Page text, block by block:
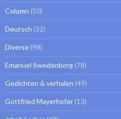
Column (50)
Deutsch (32)
Diverse (98)
Emanuel Swedenborg (78)
Gedichten & verhalen (49)
Gottfried Mayerhofer (13)